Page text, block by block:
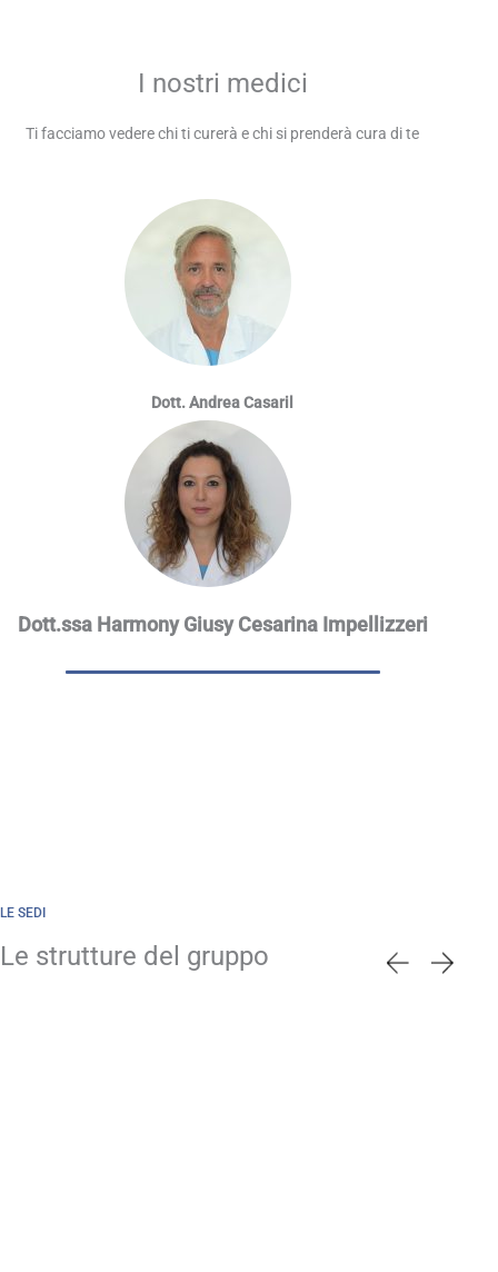
I nostri medici
Ti facciamo vedere chi ti curerà e chi si prenderà cura di te
Dott. Andrea Casaril
Dott.ssa Harmony Giusy Cesarina Impellizzeri
LE SEDI
Le strutture del gruppo